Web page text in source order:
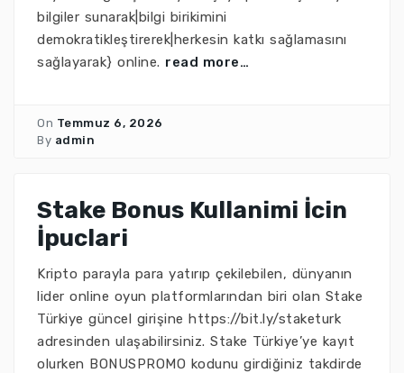
bilgiler sunarak|bilgi birikimini
demokratikleştirerek|herkesin katkı sağlamasını
sağlayarak} online. read more…
On Temmuz 6, 2026
By admin
Stake Bonus Kullanimi İcin
İpuclari
Kripto parayla para yatırıp çekilebilen, dünyanın
lider online oyun platformlarından biri olan Stake
Türkiye güncel girişine https://bit.ly/staketurk
adresinden ulaşabilirsiniz. Stake Türkiye’ye kayıt
olurken BONUSPROMO kodunu girdiğiniz takdirde